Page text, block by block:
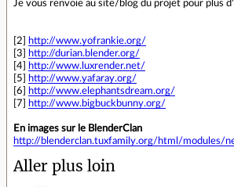
Je vous renvoie au site/blog du projet pour plus
[2]
http://www.yofrankie.org/
[3]
http://durian.blender.org/
[4]
http://www.luxrender.net/
[5]
http://www.yafaray.org/
[6]
http://www.elephantsdream.org/
[7]
http://www.bigbuckbunny.org/
En images sur le BlenderClan
http://blenderclan.tuxfamily.org/html/modules/
Aller plus loin